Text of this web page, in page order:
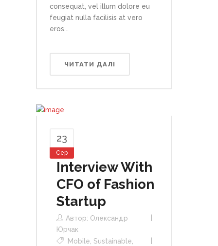
consequat, vel illum dolore eu
feugiat nulla facilisis at vero
eros...
ЧИТАТИ ДАЛІ
23
Сер
Interview With
CFO of Fashion
Startup
Автор: Олександр
Юрчак
Mobile Sustainable